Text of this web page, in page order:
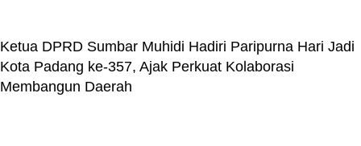
Ketua DPRD Sumbar Muhidi Hadiri Paripurna Hari Jadi
Kota Padang ke-357, Ajak Perkuat Kolaborasi
Membangun Daerah